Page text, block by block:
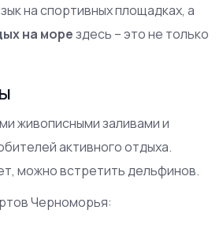
на спортивных площадках, а
на морездесь – это не только
живописными заливами и
активного отдыха.
можно встретить дельфинов.
Черноморья: